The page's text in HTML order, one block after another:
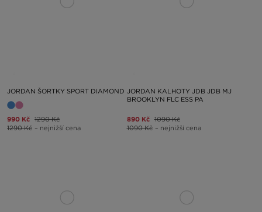
JORDAN ŠORTKY SPORT DIAMOND
990 Kč 1290 Kč
1290 Kč – nejnižší cena
JORDAN KALHOTY JDB JDB MJ
BROOKLYN FLC ESS PA
890 Kč 1090 Kč
1090 Kč – nejnižší cena